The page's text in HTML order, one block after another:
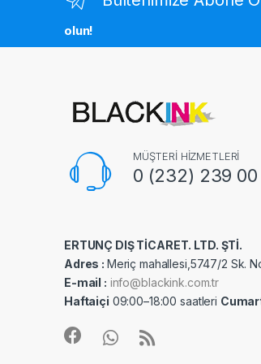
olun!
MÜŞTERİ HİZMETLERİ
0 (232) 239 00
ERTUNÇ DIŞ TİCARET. LTD. ŞTİ.
Adres : Meriç mahallesi,5747/2 Sk.
E-mail : info@blackink.com.tr
Haftaiçi 09:00–18:00 saatleri